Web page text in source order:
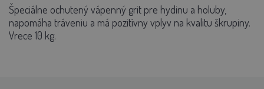
Špeciálne ochutený vápenný grit pre hydinu a holuby,
napomáha tráveniu a má pozitívny vplyv na kvalitu škrupiny.
Vrece 10 kg.